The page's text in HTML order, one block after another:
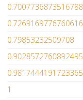
0.7007736873516788
0.7269169776760616
0.79853232509708
0.9028572760892495
0.9817444191723365
1